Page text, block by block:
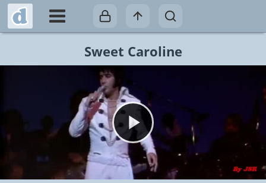
Sweet Caroline
Video abspielen